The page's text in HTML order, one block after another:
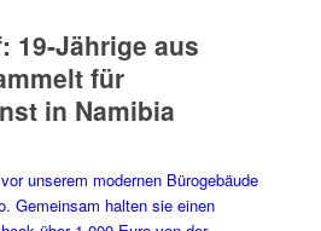
19-Jährige aus
für
in Namibia